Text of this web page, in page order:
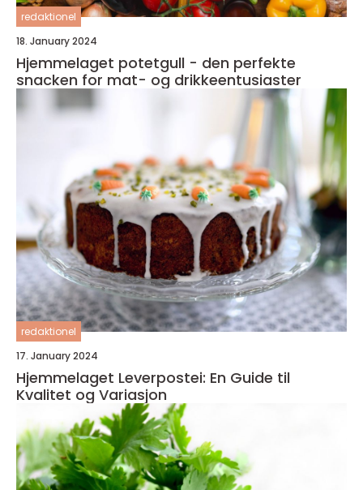
redaktionel
18. January 2024
Hjemmelaget potetgull - den perfekte
snacken for mat- og drikkeentusiaster
redaktionel
17. January 2024
Hjemmelaget Leverpostei: En Guide til
Kvalitet og Variasjon